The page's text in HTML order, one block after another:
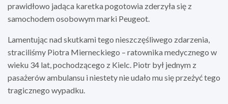
prawidłowo jadąca karetka pogotowia zderzyła się z
samochodem osobowym marki Peugeot.
Lamentując nad skutkami tego nieszczęśliwego zdarzenia,
straciliśmy Piotra Mierneckiego – ratownika medycznego w
wieku 34 lat, pochodzącego z Kielc. Piotr był jednym z
pasażerów ambulansu i niestety nie udało mu się przeżyć tego
tragicznego wypadku.